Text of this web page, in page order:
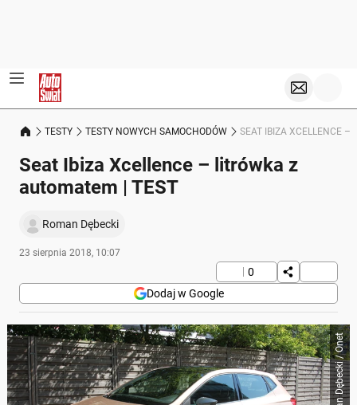
TESTY TESTY NOWYCH SAMOCHODÓW SEAT IBIZA XCELLENCE –
Seat Ibiza Xcellence – litrówka z
automatem | TEST
Roman Dębecki
23 sierpnia 2018, 10:07
0
Dodaj w Google
Roman Dębecki / Onet